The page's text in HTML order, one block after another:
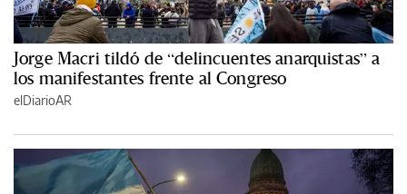
Jorge Macri tildó de “delincuentes anarquistas” a
los manifestantes frente al Congreso
elDiarioAR